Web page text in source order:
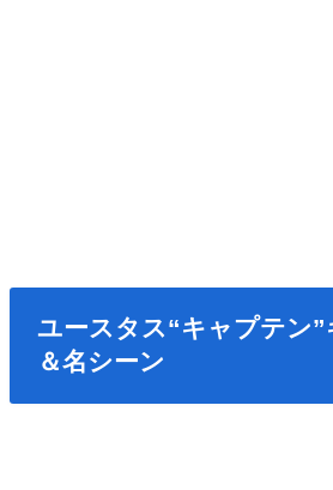
ユースタス“キャプテン
＆名シーン